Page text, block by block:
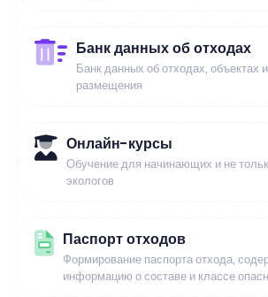
Банк данных об отходах
Банк данных об отходах, объектах
размещения
Онлайн-курсы
Обучение для начинающих и не
экологов
Паспорт отходов
Формирование паспорта отхода,
информацию о составе и классе